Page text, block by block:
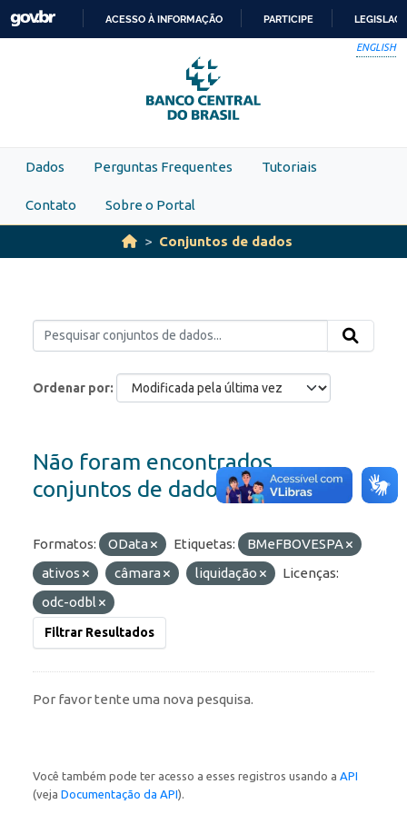
Skip to main content
PARA
O
CONTEÚDO
ACESSO À INFORMAÇÃO PARTICIPE
ENGLISH
Dados Perguntas Frequentes Tutoriais
Contato Sobre o Portal
Conjuntos de dados
Ordenar por
Não foram encontrados
conjuntos de dados
Formatos: OData Etiquetas:
BMeFBOVESPA
ativos
câmara liquidação
Licenças:
odc-odbl
Filtrar Resultados
Por favor tente uma nova pesquisa.
Você também pode ter acesso a esses registros usando a API
(veja Documentação da API).